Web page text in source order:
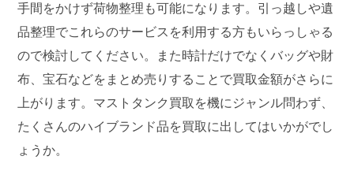
手間をかけず荷物整理も可能になります。引っ越しや遺
品整理でこれらのサービスを利用する方もいらっしゃる
ので検討してください。また時計だけでなくバッグや財
布、宝石などをまとめ売りすることで買取金額がさらに
上がります。マストタンク買取を機にジャンル問わず、
たくさんのハイブランド品を買取に出してはいかがでし
ょうか。